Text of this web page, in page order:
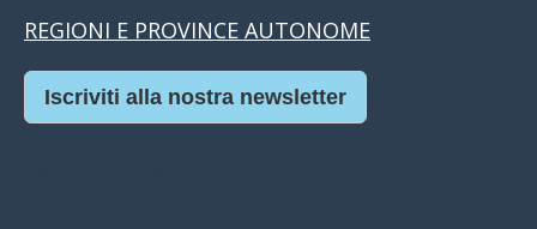
REGIONI E PROVINCE AUTONOME
Iscriviti alla nostra newsletter